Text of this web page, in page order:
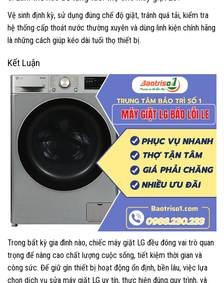
Vệ sinh định kỳ, sử dụng đúng chế độ giặt, tránh quá tải, kiểm tra
hệ thống cấp thoát nước thường xuyên và dùng linh kiện chính hãng
là những cách giúp kéo dài tuổi thọ thiết bị.
Kết Luận
Trong bất kỳ gia đình nào, chiếc máy giặt LG đều đóng vai trò quan
trọng để nâng cao chất lượng cuộc sống, tiết kiệm thời gian và
công sức. Để giữ gìn thiết bị hoạt động ổn định, bền lâu, việc lựa
chọn dịch vụ sửa máy giặt LG uy tín, thực hiện đúng quy trình, và